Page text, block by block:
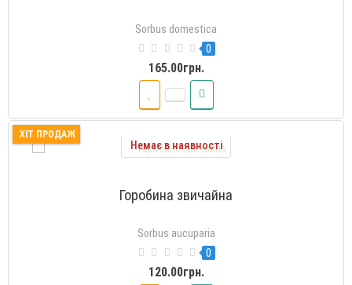
Sorbus domestica
0
165.00грн.
ХІТ ПРОДАЖ
Немає в наявності
Горобина звичайна
Sorbus aucuparia
0
120.00грн.